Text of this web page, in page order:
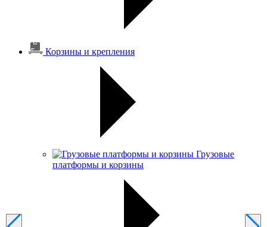
Корзины и крепления
Грузовые
платформы и корзины